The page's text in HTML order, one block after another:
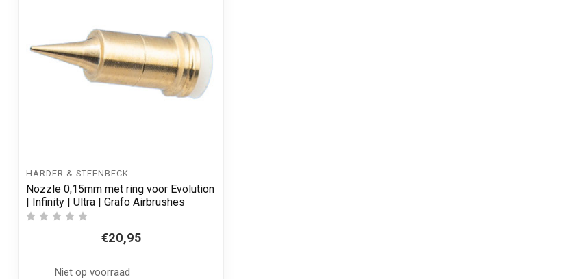
HARDER & STEENBECK
Nozzle 0,15mm met ring voor Evolution
| Infinity | Ultra | Grafo Airbrushes
€20,95
Niet op voorraad